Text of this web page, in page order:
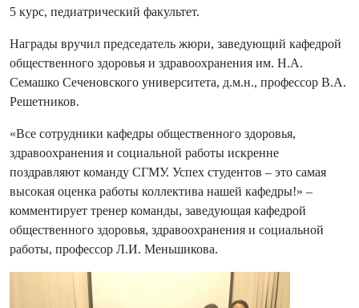
5 курс, педиатрический факультет.
Награды вручил председатель жюри, заведующий кафедрой
общественного здоровья и здравоохранения им. Н.А.
Семашко Сеченовского университета, д.м.н., профессор В.А.
Решетников.
«Все сотрудники кафедры общественного здоровья,
здравоохранения и социальной работы искренне
поздравляют команду СГМУ. Успех студентов – это самая
высокая оценка работы коллектива нашей кафедры!» –
комментирует тренер команды, заведующая кафедрой
общественного здоровья, здравоохранения и социальной
работы, профессор Л.И. Меньшикова.